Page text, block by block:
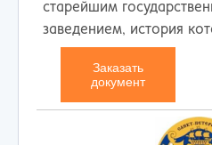
старейшим
заведением, история
Заказать
документ